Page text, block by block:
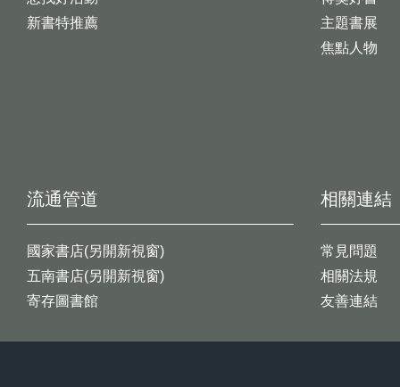
新書特推薦
主題書展
焦點人物
流通管道
國家書店(另開新視窗)
五南書店(另開新視窗)
寄存圖書館
相關連結
常見問題
相關法規
友善連結